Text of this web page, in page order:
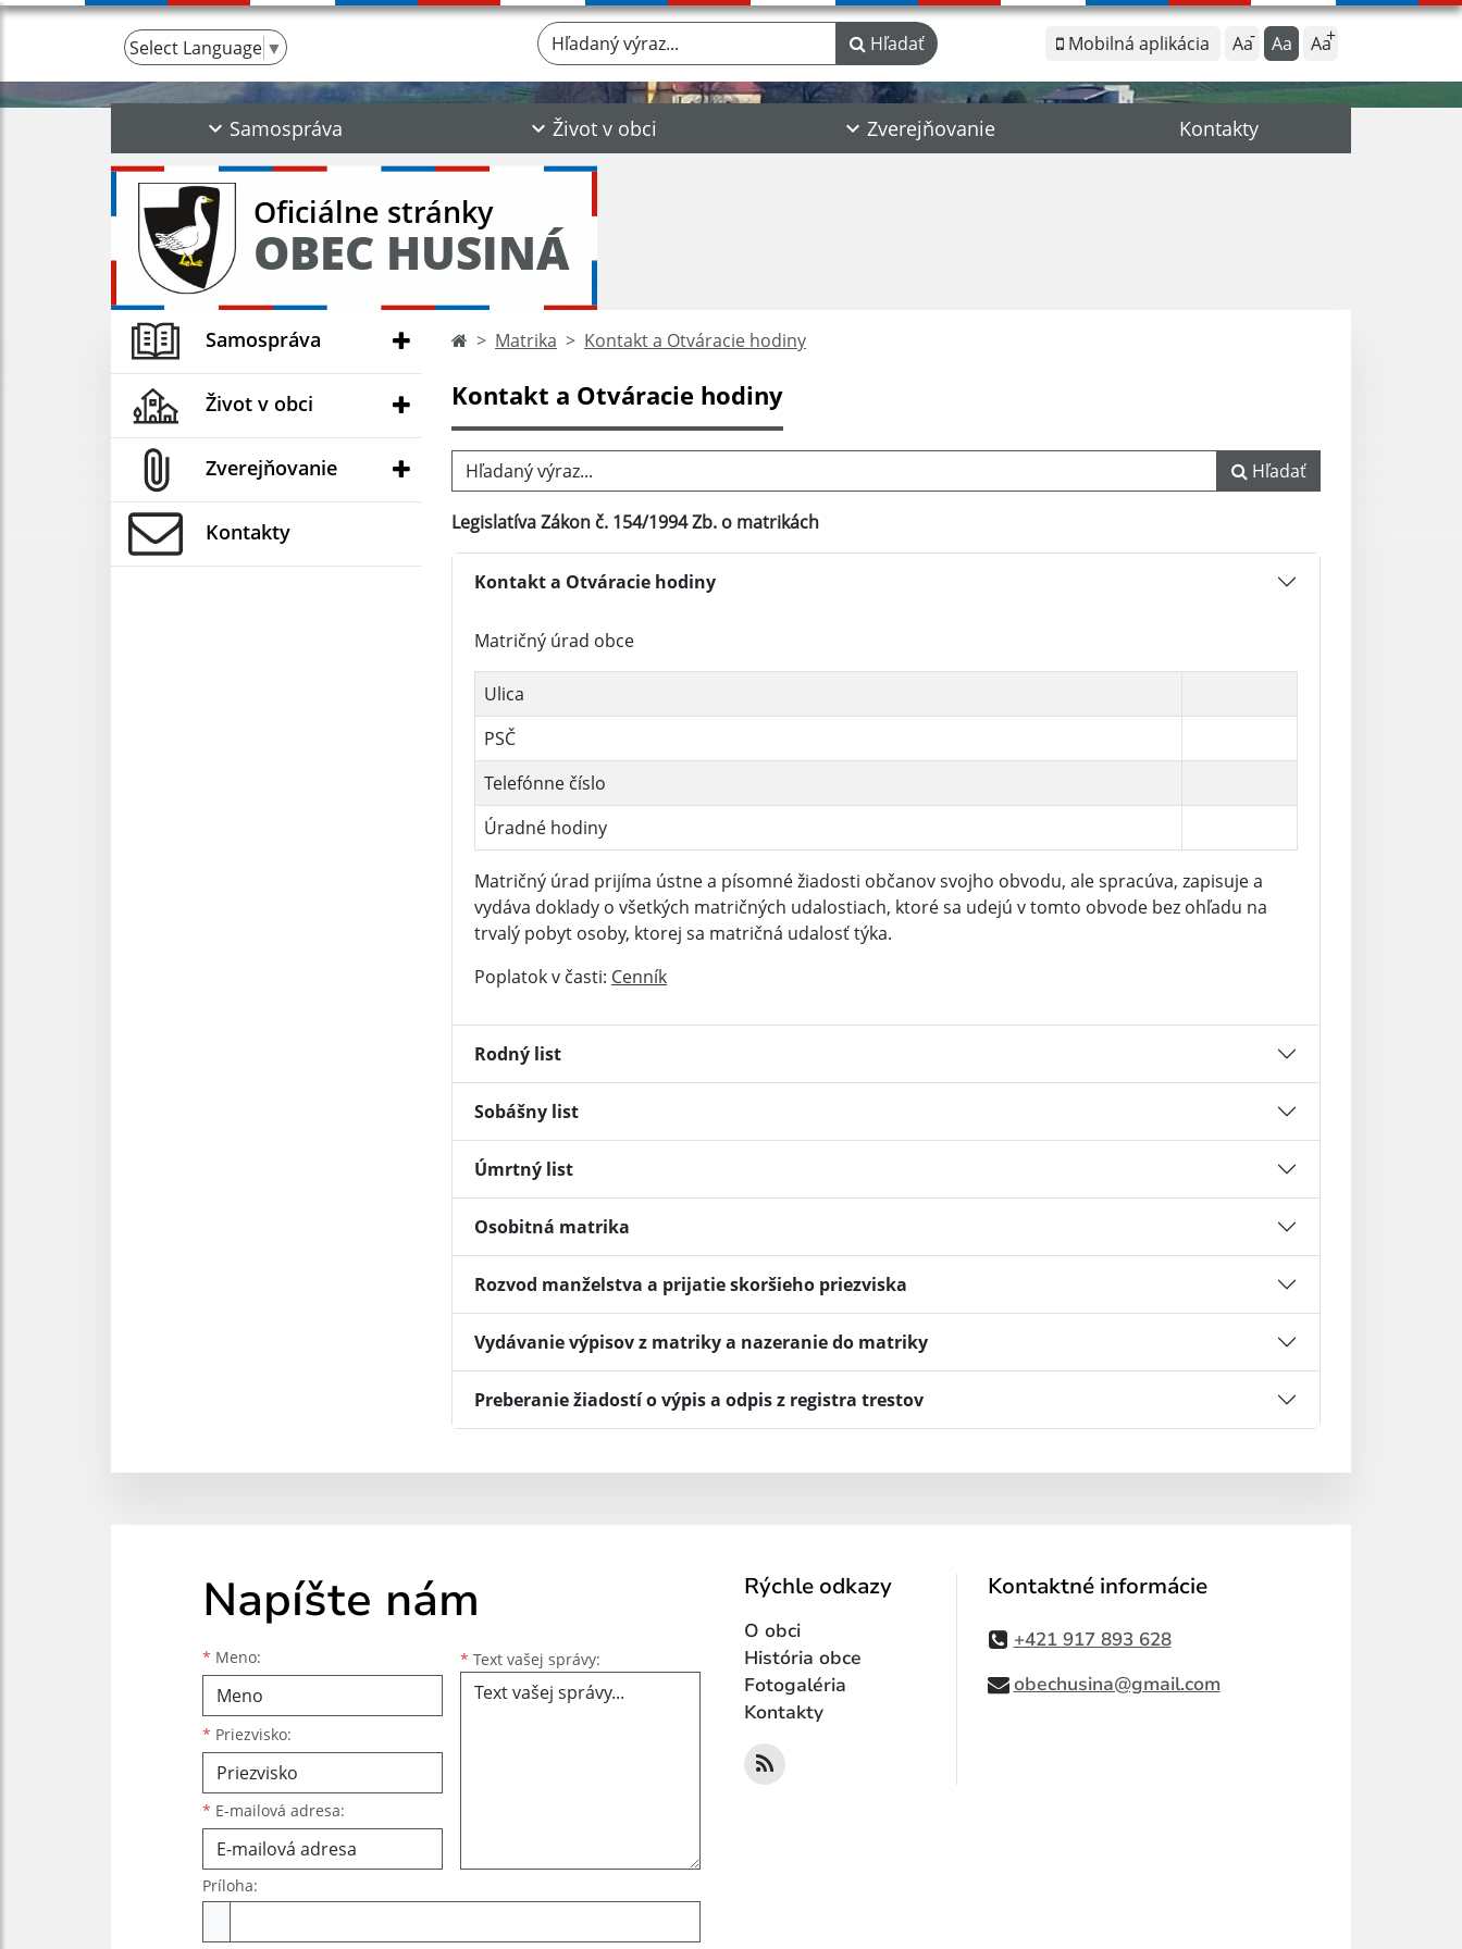
Select Language ▼ Mobilná aplikácia Aa Aa Aa
Hľadaný výraz... Hľadať
Samospráva Život v obci Zverejňovanie Kontakty
Oficiálne stránky
OBEC HUSINÁ
Samospráva
Život v obci
Zverejňovanie
Kontakty
Matrika Kontakt a Otváracie hodiny
Kontakt a Otváracie hodiny
Hľadaný výraz... Hľadať
Legislatíva Zákon č. 154/1994 Zb. o matrikách
Kontakt a Otváracie hodiny
Matričný úrad obce
Ulica
PSČ
Telefónne číslo
Úradné hodiny
Matričný úrad prijíma ústne a písomné žiadosti občanov svojho obvodu, ale spracúva, zapisuje a
vydáva doklady o všetkých matričných udalostiach, ktoré sa udejú v tomto obvode bez ohľadu na
trvalý pobyt osoby, ktorej sa matričná udalosť týka.
Poplatok v časti: Cenník
Rodný list
Sobášny list
Úmrtný list
Osobitná matrika
Rozvod manželstva a prijatie skoršieho priezviska
Vydávanie výpisov z matriky a nazeranie do matriky
Preberanie žiadostí o výpis a odpis z registra trestov
Napíšte nám
* Meno:
Meno
* Priezvisko:
Priezvisko
* E-mailová adresa:
E-mailová adresa * Text vašej správy: Text vašej správy...
Príloha:
Rýchle odkazy
O obci
História obce
Fotogaléria
Kontakty
Kontaktné informácie
+421 917 893 628
obechusina@gmail.com